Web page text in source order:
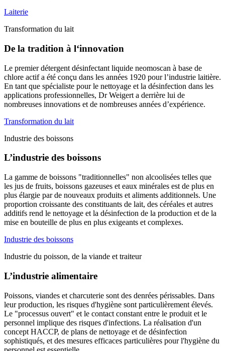
Laiterie
Transformation du lait
De la tradition à l‘innovation
Le premier détergent désinfectant liquide neomoscan à base de
chlore actif a été conçu dans les années 1920 pour l’industrie laitière.
En tant que spécialiste pour le nettoyage et la désinfection dans les
applications professionnelles, Dr Weigert a derrière lui de
nombreuses innovations et de nombreuses années d’expérience.
Transformation du lait
Industrie des boissons
L’industrie des boissons
La gamme de boissons "traditionnelles" non alcoolisées telles que
les jus de fruits, boissons gazeuses et eaux minérales est de plus en
plus élargie par de nouveaux produits et aliments additionnels. Une
proportion croissante des constituants de lait, des céréales et autres
additifs rend le nettoyage et la désinfection de la production et de la
mise en bouteille de plus en plus exigeants et complexes.
Industrie des boissons
Industrie du poisson, de la viande et traiteur
L’industrie alimentaire
Poissons, viandes et charcuterie sont des denrées périssables. Dans
leur production, les risques d'hygiène sont particulièrement élevés.
Le "processus ouvert" et le contact constant entre le produit et le
personnel implique des risques d'infections. La réalisation d'un
concept HACCP, de plans de nettoyage et de désinfection
sophistiqués, et des mesures efficaces particulières pour l'hygiène du